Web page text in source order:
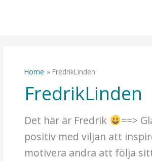
Home FredrikLinden
FredrikLinden
Det här är Fredrik
==>
positiv med viljan att
motivera andra att följa